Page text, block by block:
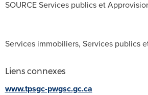
SOURCE Services publics et
Services immobiliers, Services publics
Liens connexes
www.tpsgc-pwgsc.gc.ca